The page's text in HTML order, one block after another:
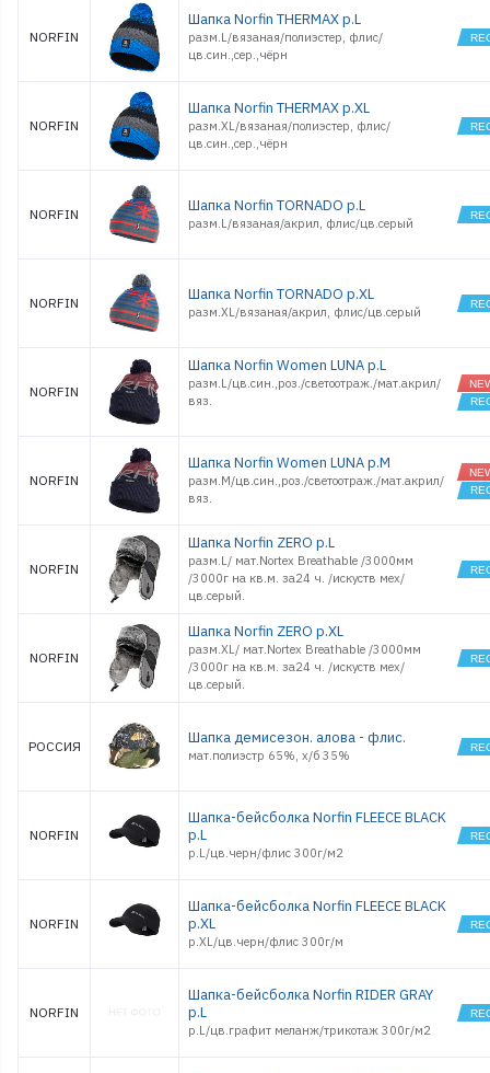
NORFIN
Шапка Norfin THERMAX р.L
разм.L/вязаная/полиэстер, флис/
цв.син.,сер.,чёрн
NORFIN
Шапка Norfin THERMAX р.XL
разм.XL/вязаная/полиэстер, флис/
цв.син.,сер.,чёрн
NORFIN Шапка Norfin TORNADO р.L
разм.L/вязаная/акрил, флис/цв.серый
NORFIN Шапка Norfin TORNADO р.XL
разм.XL/вязаная/акрил, флис/цв.серый
NORFIN
Шапка Norfin Women LUNA р.L
разм.L/цв.син.,роз./светоотраж./мат.акрил/
вяз.
NORFIN
Шапка Norfin Women LUNA р.M
разм.M/цв.син.,роз./светоотраж./мат.акрил/
вяз.
NORFIN
Шапка Norfin ZERO р.L
разм.L/ мат.Nortex Breathable /3000мм
/3000г на кв.м. за24 ч. /искуств мех/
цв.серый.
NORFIN
Шапка Norfin ZERO р.XL
разм.XL/ мат.Nortex Breathable /3000мм
/3000г на кв.м. за24 ч. /искуств мех/
цв.серый.
РОССИЯ Шапка демисезон. алова - флис.
мат.полиэстр 65%, х/б 35%
NORFIN
Шапка-бейсболка Norfin FLEECE BLACK
р.L
р.L/цв.черн/флис 300г/м2
NORFIN
Шапка-бейсболка Norfin FLEECE BLACK
р.XL
р.XL/цв.черн/флис 300г/м
NORFIN
Шапка-бейсболка Norfin RIDER GRAY
р.L
р.L/цв.графит меланж/трикотаж 300г/м2